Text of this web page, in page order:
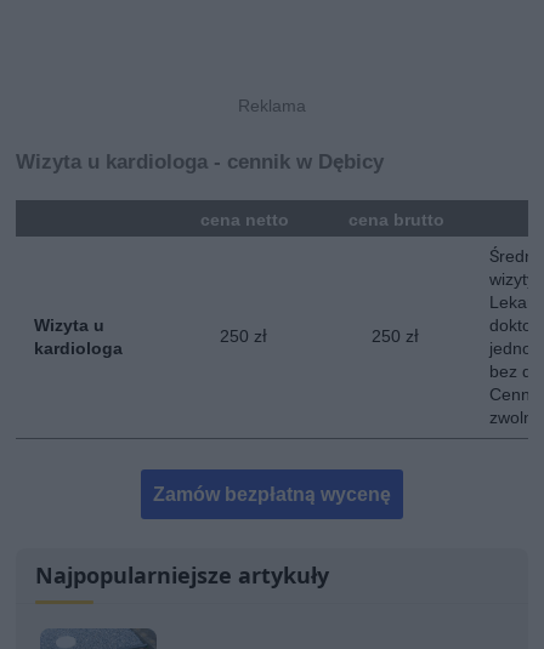
Wizyta u kardiologa - cennik w Dębicy
cena netto cena brutto
Wizyta u
kardiologa
250 zł 250 zł
Średni
wizyty
bez
Zamów bezpłatną wycenę
Najpopularniejsze artykuły